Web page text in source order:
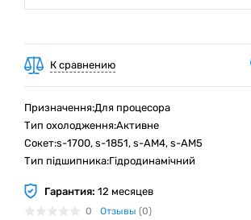
К сравнению
Призначення:Для процесора
Тип охолодження:Активне
Сокет:s-1700, s-1851, s-AM4, s-AM5
Тип підшипника:Гідродинамічний
Гарантия: 12 месяцев
0 Отзывы (0)